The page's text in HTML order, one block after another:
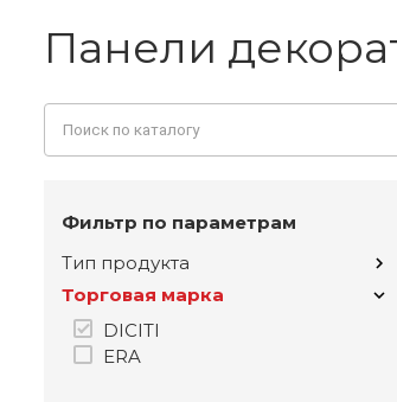
Панели
Фильтр по параметрам
Тип продукта
Торговая марка
DICITI
ERA